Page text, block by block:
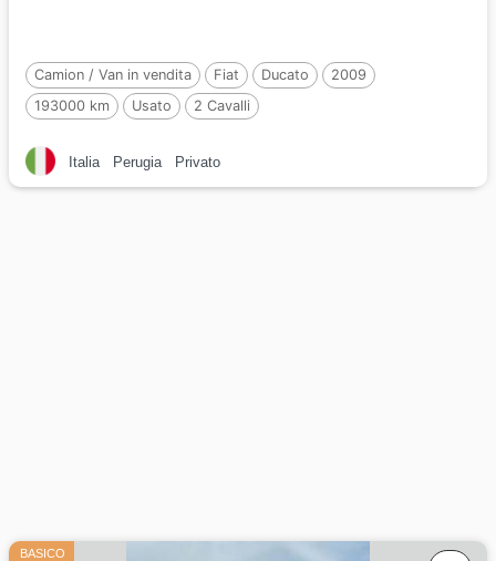
Camion / Van in vendita Fiat Ducato
2009
193000 km
Usato 2 Cavalli
Italia Perugia Privato
BASICO